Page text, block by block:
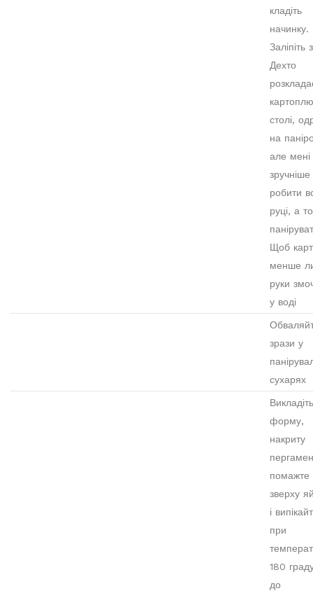
кладіть
начинку.
Заліпіть
Дехто
столі,
на
але мені
зручніше
робити
руці, а
Щоб
менше
руки
у воді
зрази у
сухарях
форму,
накриту
помажте
зверху
і
при
180
до